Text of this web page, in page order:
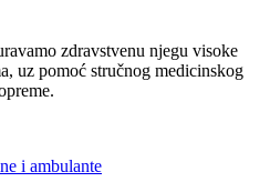
zdravstvenu njegu visoke
uz pomoć stručnog medicinskog
i ambulante